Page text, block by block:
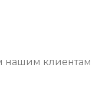
нашим клиентам